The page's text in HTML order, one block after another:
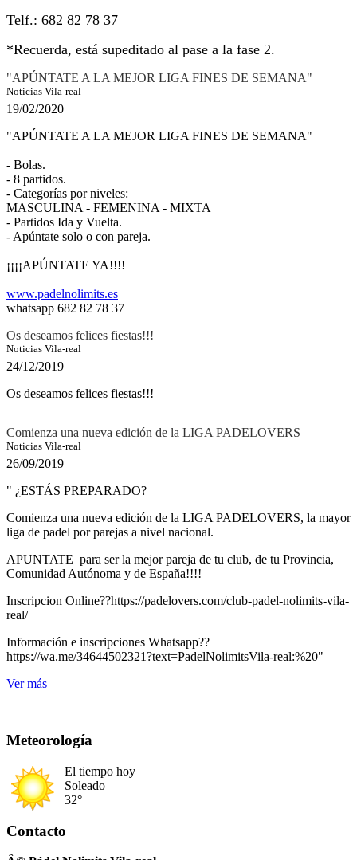
Telf.: 682 82 78 37
*Recuerda, está supeditado al pase a la fase 2.
"APÚNTATE A LA MEJOR LIGA FINES DE SEMANA"
Noticias Vila-real
19/02/2020
"APÚNTATE A LA MEJOR LIGA FINES DE SEMANA"
- Bolas.
- 8 partidos.
- Categorías por niveles:
MASCULINA - FEMENINA - MIXTA
- Partidos Ida y Vuelta.
- Apúntate solo o con pareja.
¡¡¡¡APÚNTATE YA!!!!
www.padelnolimits.es
whatsapp 682 82 78 37
Os deseamos felices fiestas!!!
Noticias Vila-real
24/12/2019
Os deseamos felices fiestas!!!
Comienza una nueva edición de la LIGA PADELOVERS
Noticias Vila-real
26/09/2019
" ¿ESTÁS PREPARADO?
Comienza una nueva edición de la LIGA PADELOVERS, la mayor
liga de padel por parejas a nivel nacional.
APUNTATE para ser la mejor pareja de tu club, de tu Provincia,
Comunidad Autónoma y de España!!!!
Inscripcion Online??https://padelovers.com/club-padel-nolimits-vila-
real/
Información e inscripciones Whatsapp??
https://wa.me/34644502321?text=PadelNolimitsVila-real:%20"
Ver más
Meteorología
El tiempo hoy
Soleado
32°
Contacto